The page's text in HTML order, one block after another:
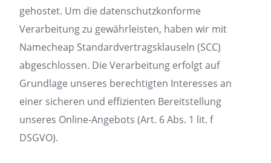
gehostet. Um die datenschutzkonforme
Verarbeitung zu gewährleisten, haben wir mit
Namecheap Standardvertragsklauseln (SCC)
abgeschlossen. Die Verarbeitung erfolgt auf
Grundlage unseres berechtigten Interesses an
einer sicheren und effizienten Bereitstellung
unseres Online-Angebots (Art. 6 Abs. 1 lit. f
DSGVO).